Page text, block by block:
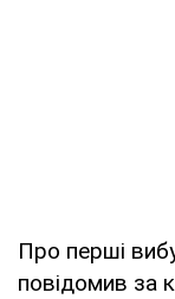
Про перші
повідомив за